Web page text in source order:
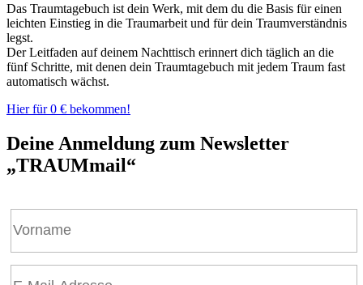
Das Traumtagebuch ist dein Werk, mit dem du die Basis für einen
leichten Einstieg in die Traumarbeit und für dein Traumverständnis
legst.
Der Leitfaden auf deinem Nachttisch erinnert dich täglich an die
fünf Schritte, mit denen dein Traumtagebuch mit jedem Traum fast
automatisch wächst.
Hier für 0 € bekommen!
Deine Anmeldung zum Newsletter
„TRAUMmail“